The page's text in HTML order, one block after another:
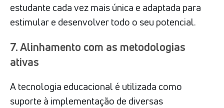
estudante cada vez mais única e adaptada para
estimular e desenvolver todo o seu potencial.
7. Alinhamento com as metodologias
ativas
A tecnologia educacional é utilizada como
suporte à implementação de diversas